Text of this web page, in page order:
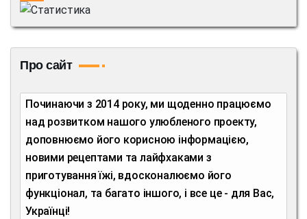
Про сайт
Починаючи з 2014 року, ми щоденно працюємо
над розвитком нашого улюбленого проекту,
доповнюємо його корисною інформацією,
новими рецептами та лайфхаками з
приготування їжі, вдосконалюємо його
функціонал, та багато іншого, і все це - для Вас,
Українці!